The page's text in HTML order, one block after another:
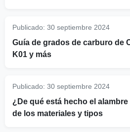
Publicado: 30 septiembre 2024
Guía de grados de carburo de
K01 y más
Publicado: 30 septiembre 2024
¿De qué está hecho el
de los materiales y tipos